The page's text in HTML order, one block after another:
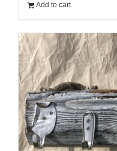
Add to cart